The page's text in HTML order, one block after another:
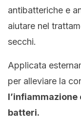
antibatteriche e
aiutare nel
secchi.
Applicata
per alleviare la
batteri.